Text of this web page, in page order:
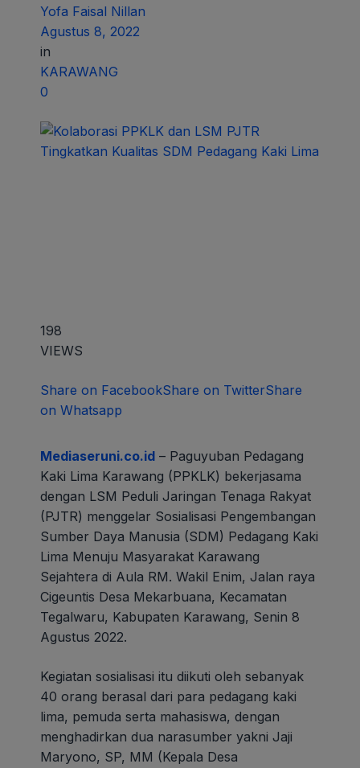
Yofa Faisal Nillan
Agustus 8, 2022
in
KARAWANG
0
198
VIEWS
Share on FacebookShare on TwitterShare
on Whatsapp
Mediaseruni.co.id – Paguyuban Pedagang
Kaki Lima Karawang (PPKLK) bekerjasama
dengan LSM Peduli Jaringan Tenaga Rakyat
(PJTR) menggelar Sosialisasi Pengembangan
Sumber Daya Manusia (SDM) Pedagang Kaki
Lima Menuju Masyarakat Karawang
Sejahtera di Aula RM. Wakil Enim, Jalan raya
Cigeuntis Desa Mekarbuana, Kecamatan
Tegalwaru, Kabupaten Karawang, Senin 8
Agustus 2022.
Kegiatan sosialisasi itu diikuti oleh sebanyak
40 orang berasal dari para pedagang kaki
lima, pemuda serta mahasiswa, dengan
menghadirkan dua narasumber yakni Jaji
Maryono, SP, MM (Kepala Desa